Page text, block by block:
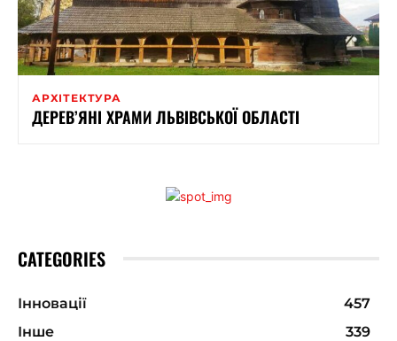
АРХІТЕКТУРА
ДЕРЕВ’ЯНІ ХРАМИ ЛЬВІВСЬКОЇ ОБЛАСТІ
CATEGORIES
Інновації
457
Інше
339